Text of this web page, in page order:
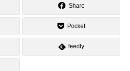
Share
Pocket
feedly